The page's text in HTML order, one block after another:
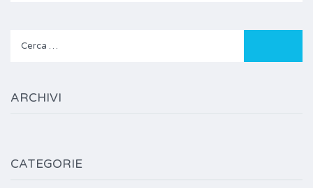
ARCHIVI
CATEGORIE